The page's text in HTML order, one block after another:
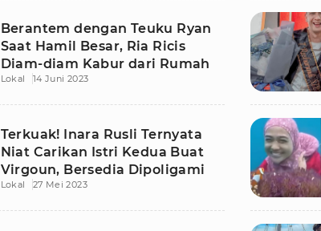
Berantem dengan Teuku Ryan
Saat Hamil Besar, Ria Ricis
Diam-diam Kabur dari Rumah
Lokal 14 Juni 2023
Terkuak! Inara Rusli Ternyata
Niat Carikan Istri Kedua Buat
Virgoun, Bersedia Dipoligami
Lokal 27 Mei 2023